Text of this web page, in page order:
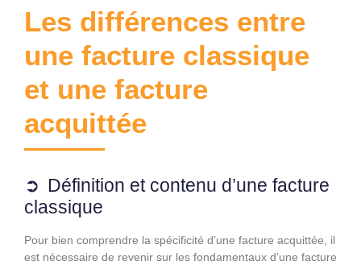
Les différences entre
une facture classique
et une facture
acquittée
Définition et contenu d’une facture
classique
Pour bien comprendre la spécificité d’une facture acquittée, il
est nécessaire de revenir sur les fondamentaux d’une facture